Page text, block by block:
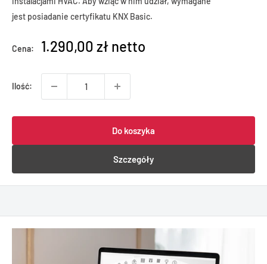
jest posiadanie certyfikatu KNX Basic.
Cena: 1.290,00 zł netto
Ilość:
Do koszyka
Szczegóły